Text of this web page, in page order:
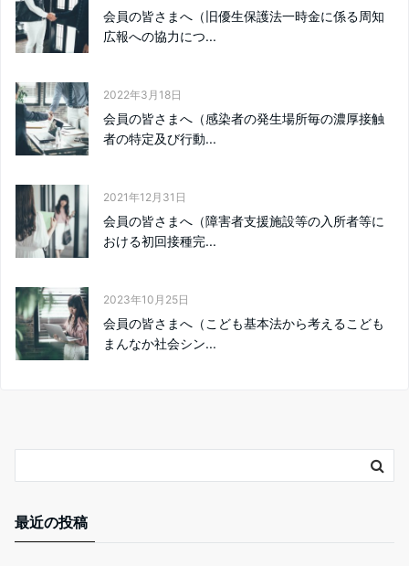
会員の皆さまへ（旧優生保護法一時金に係る周知
広報への協力につ...
2022年3月18日
会員の皆さまへ（感染者の発生場所毎の濃厚接触
者の特定及び行動...
2021年12月31日
会員の皆さまへ（障害者支援施設等の入所者等に
おける初回接種完...
2023年10月25日
会員の皆さまへ（こども基本法から考えるこども
まんなか社会シン...
最近の投稿